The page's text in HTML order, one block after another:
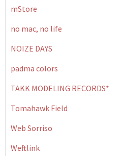
mStore
no mac, no life
NOIZE DAYS
padma colors
TAKK MODELING RECORDS*
Tomahawk Field
Web Sorriso
Weftlink